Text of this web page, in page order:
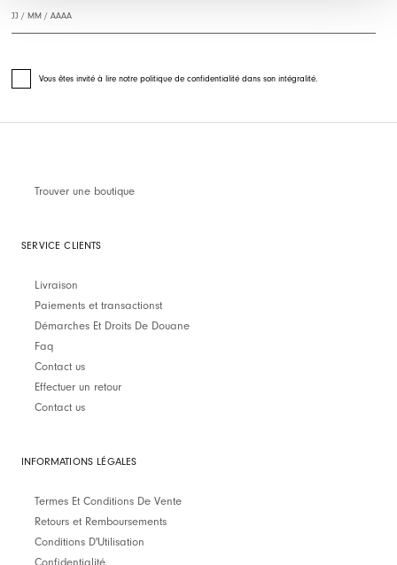
Vous êtes invité à lire notre politique de confidentialité dans son intégralité.
Trouver une boutique
SERVICE CLIENTS
Livraison
Paiements et transactionst
Démarches Et Droits De Douane
Faq
Contact us
Effectuer un retour
Contact us
INFORMATIONS LÉGALES
Termes Et Conditions De Vente
Retours et Remboursements
Conditions D'Utilisation
Confidentialité